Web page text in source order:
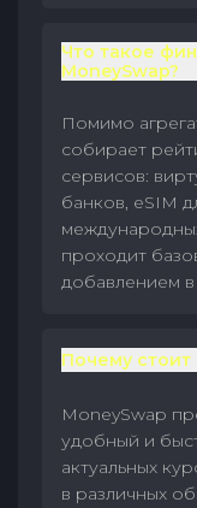
Что такое
MoneySwap?
Помимо
собирает
сервисов:
банков, eSIM
проходит
добавлением в
Почему стоит
MoneySwap
удобный и
актуальных
в различных